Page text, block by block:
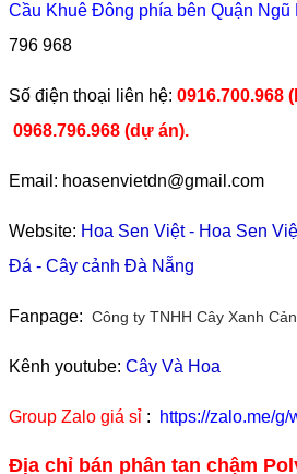
Cầu Khuê Đông phía bên Quận Ngũ
796 968
​Số điện thoại liên hệ: 0916.700.968
0968.796.968 (dự án).
Email: hoasenvietdn@gmail.com
Website: Hoa Sen Việt- Hoa Sen
Đá - Cây cảnh Đà Nẵng
Fanpage: Công ty TNHH Cây Xanh
Kênh youtube: Cây Và Hoa
Group Zalo giá sỉ : https://zalo.me/g/
Địa chỉ bán phân tan chậm